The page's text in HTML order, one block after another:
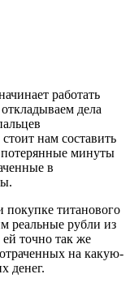
работать
дела
нам составить
потерянные минуты
в
покупке титанового
реальные рубли из
точно так же
на какую-
денег.